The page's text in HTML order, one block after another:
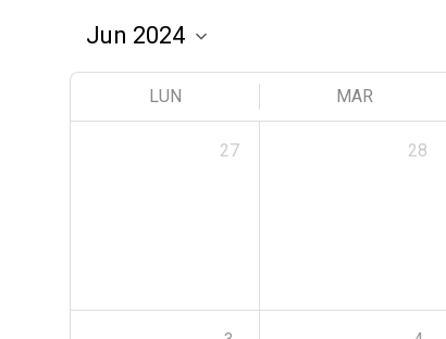
LUN MAR
27 28